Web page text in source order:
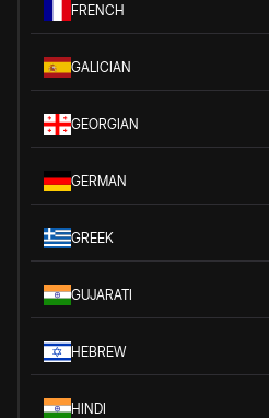
FRENCH
GALICIAN
GEORGIAN
GERMAN
GREEK
GUJARATI
HEBREW
HINDI